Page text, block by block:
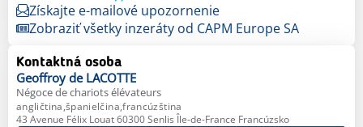
Získajte e-mailové upozornenie
Zobraziť všetky inzeráty od CAPM Europe SA
Kontaktná osoba
Geoffroy de LACOTTE
Négoce de chariots élévateurs
angličtina,španielčina,francúzština
43 Avenue Félix Louat 60300 Senlis Île-de-France Francúzsko